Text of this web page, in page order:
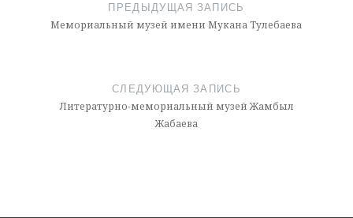
записям
ПРЕДЫДУЩАЯ ЗАПИСЬ
Мемориальный музей имени Мукана Тулебаева
СЛЕДУЮЩАЯ ЗАПИСЬ
Литературно-мемориальный музей Жамбыл
Жабаева